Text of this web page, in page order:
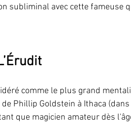
subliminal avec cette fameuse
comme le plus grand
Phillip Goldstein à Ithaca (dans
que magicien amateur dès